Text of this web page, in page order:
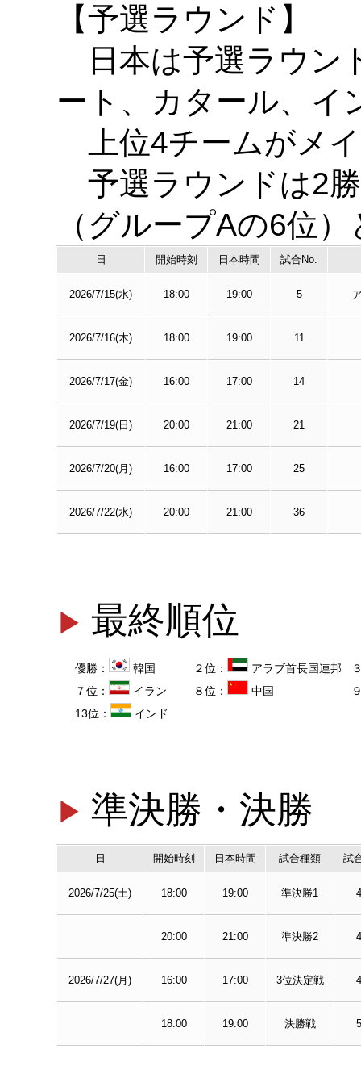
【予選ラウンド】
日本は予選ラウン
ート、カタール、イ
上位4チームがメ
予選ラウンドは2
（グループAの6位
日 開始時刻 日本時間 試合No.
2026/7/15(水) 18:00 19:00 5
2026/7/16(木) 18:00 19:00 11
2026/7/17(金) 16:00 17:00 14
2026/7/19(日) 20:00 21:00 21
2026/7/20(月) 16:00 17:00 25
2026/7/22(水) 20:00 21:00 36
最終順位
優勝： 韓国 ２位： アラブ首長国連邦
７位：
イラン ８位： 中国
13位：
インド
準決勝・決勝
日 開始時刻 日本時間 試合種類 試
2026/7/25(土) 18:00 19:00 準決勝1
20:00 21:00 準決勝2
2026/7/27(月) 16:00 17:00 3位決定戦
18:00 19:00 決勝戦